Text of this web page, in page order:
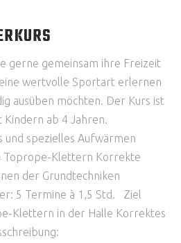
gerne gemeinsam ihre Freizeit
wertvolle Sportart erlernen
ausüben möchten. Der Kurs ist
ab 4 Jahren.
und spezielles Aufwärmen
Toprope-Klettern Korrekte
der Grundtechniken
5 Termine à 1,5 Std. Ziel
Klettern in der Halle Korrektes